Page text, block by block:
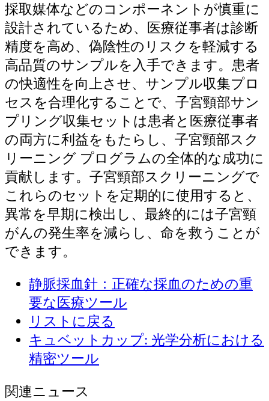
採取媒体などのコンポーネントが慎重に
設計されているため、医療従事者は診断
精度を高め、偽陰性のリスクを軽減する
高品質のサンプルを入手できます。患者
の快適性を向上させ、サンプル収集プロ
セスを合理化することで、子宮頸部サン
プリング収集セットは患者と医療従事者
の両方に利益をもたらし、子宮頸部スク
リーニング プログラムの全体的な成功に
貢献します。子宮頸部スクリーニングで
これらのセットを定期的に使用すると、
異常を早期に検出し、最終的には子宮頸
がんの発生率を減らし、命を救うことが
できます。
静脈採血針：正確な採血のための重
要な医療ツール
リストに戻る
キュベットカップ: 光学分析における
精密ツール
関連ニュース